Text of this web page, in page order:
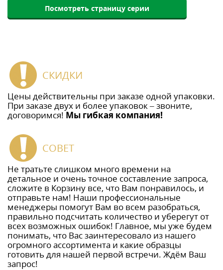
Посмотреть страницу серии
СКИДКИ
Цены действительны при заказе одной упаковки.
При заказе двух и более упаковок – звоните,
договоримся! Мы гибкая компания!
СОВЕТ
Не тратьте слишком много времени на
детальное и очень точное составление запроса,
сложите в Корзину все, что Вам понравилось, и
отправьте нам! Наши профессиональные
менеджеры помогут Вам во всем разобраться,
правильно подсчитать количество и уберегут от
всех возможных ошибок! Главное, мы уже будем
понимать, что Вас заинтересовало из нашего
огромного ассортимента и какие образцы
готовить для нашей первой встречи. Ждём Ваш
запрос!